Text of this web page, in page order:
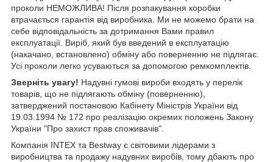
проколи НЕМОЖЛИВА! Після розпакування коробки
втрачається гарантія від виробника. Ми не можемо брати на
себе відповідальність за дотримання Вами правил
експлуатації. Виріб, який був введений в експлуатацію
(накачано, встановлено) обміну або поверненню не підлягає.
Усі проколи легко усуваються за допомогою ремкомплектів.
Зверніть увагу! Надувні гумові вироби входять у перелік
товарів, що не підлягають обміну (поверненню),
затверджений постановою Кабінету Міністрів України від
19.03.1994 № 172 про реалізацію окремих положень Закону
України "Про захист прав споживачів".
Компанія INTEX та Bestway є світовими лідерами з
виробництва та продажу надувних виробів, тому дбають про